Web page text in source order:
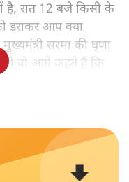
है, रात 12 बजे किसी के
डराकर आप क्या
सरमा की घृणा
वो आगे कहते हैं कि